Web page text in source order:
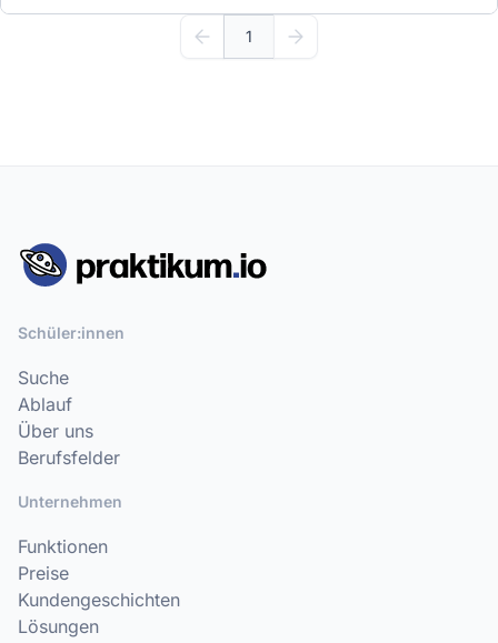
1
Schüler:innen
Suche
Ablauf
Über uns
Berufsfelder
Unternehmen
Funktionen
Preise
Kundengeschichten
Lösungen